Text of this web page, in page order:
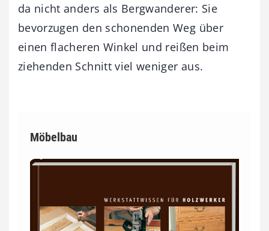
da nicht anders als Bergwanderer: Sie
bevorzugen den schonenden Weg über
einen flacheren Winkel und reißen beim
ziehenden Schnitt viel weniger aus.
Möbelbau